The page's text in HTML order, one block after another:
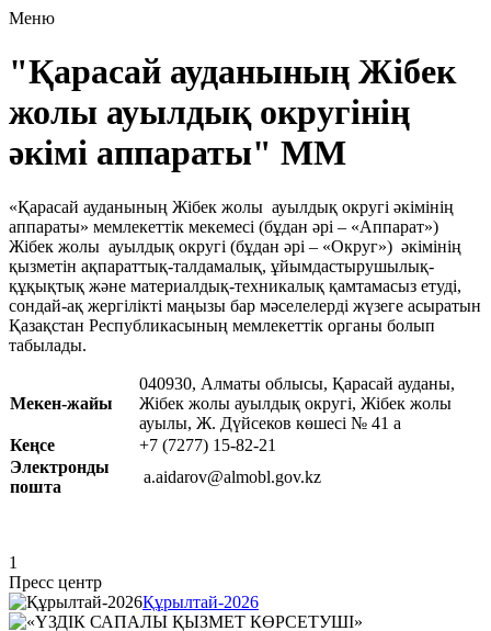
Меню
"Қарасай ауданының Жібек
жолы ауылдық округінің
әкімі аппараты" ММ
«Қарасай ауданының Жібек жолы ауылдық округі әкімінің
аппараты» мемлекеттік мекемесі (бұдан әрі – «Аппарат»)
Жібек жолы ауылдық округі (бұдан әрі – «Округ») әкiмінiң
қызметiн ақпараттық-талдамалық, ұйымдастырушылық-
құқықтық және материалдық-техникалық қамтамасыз етуді,
сондай-ақ жергiлiктi маңызы бар мәселелердi жүзеге асыратын
Қазақстан Республикасының мемлекеттік органы болып
табылады.
Мекен-жайы
040930, Алматы облысы, Қарасай ауданы,
Жібек жолы ауылдық округі, Жібек жолы
ауылы, Ж. Дүйсеков көшесі № 41 а
Кеңсе
+7 (7277) 15-82-21
Электронды
пошта
a.aidarov@almobl.gov.kz
1
Пресс центр
Құрылтай-2026